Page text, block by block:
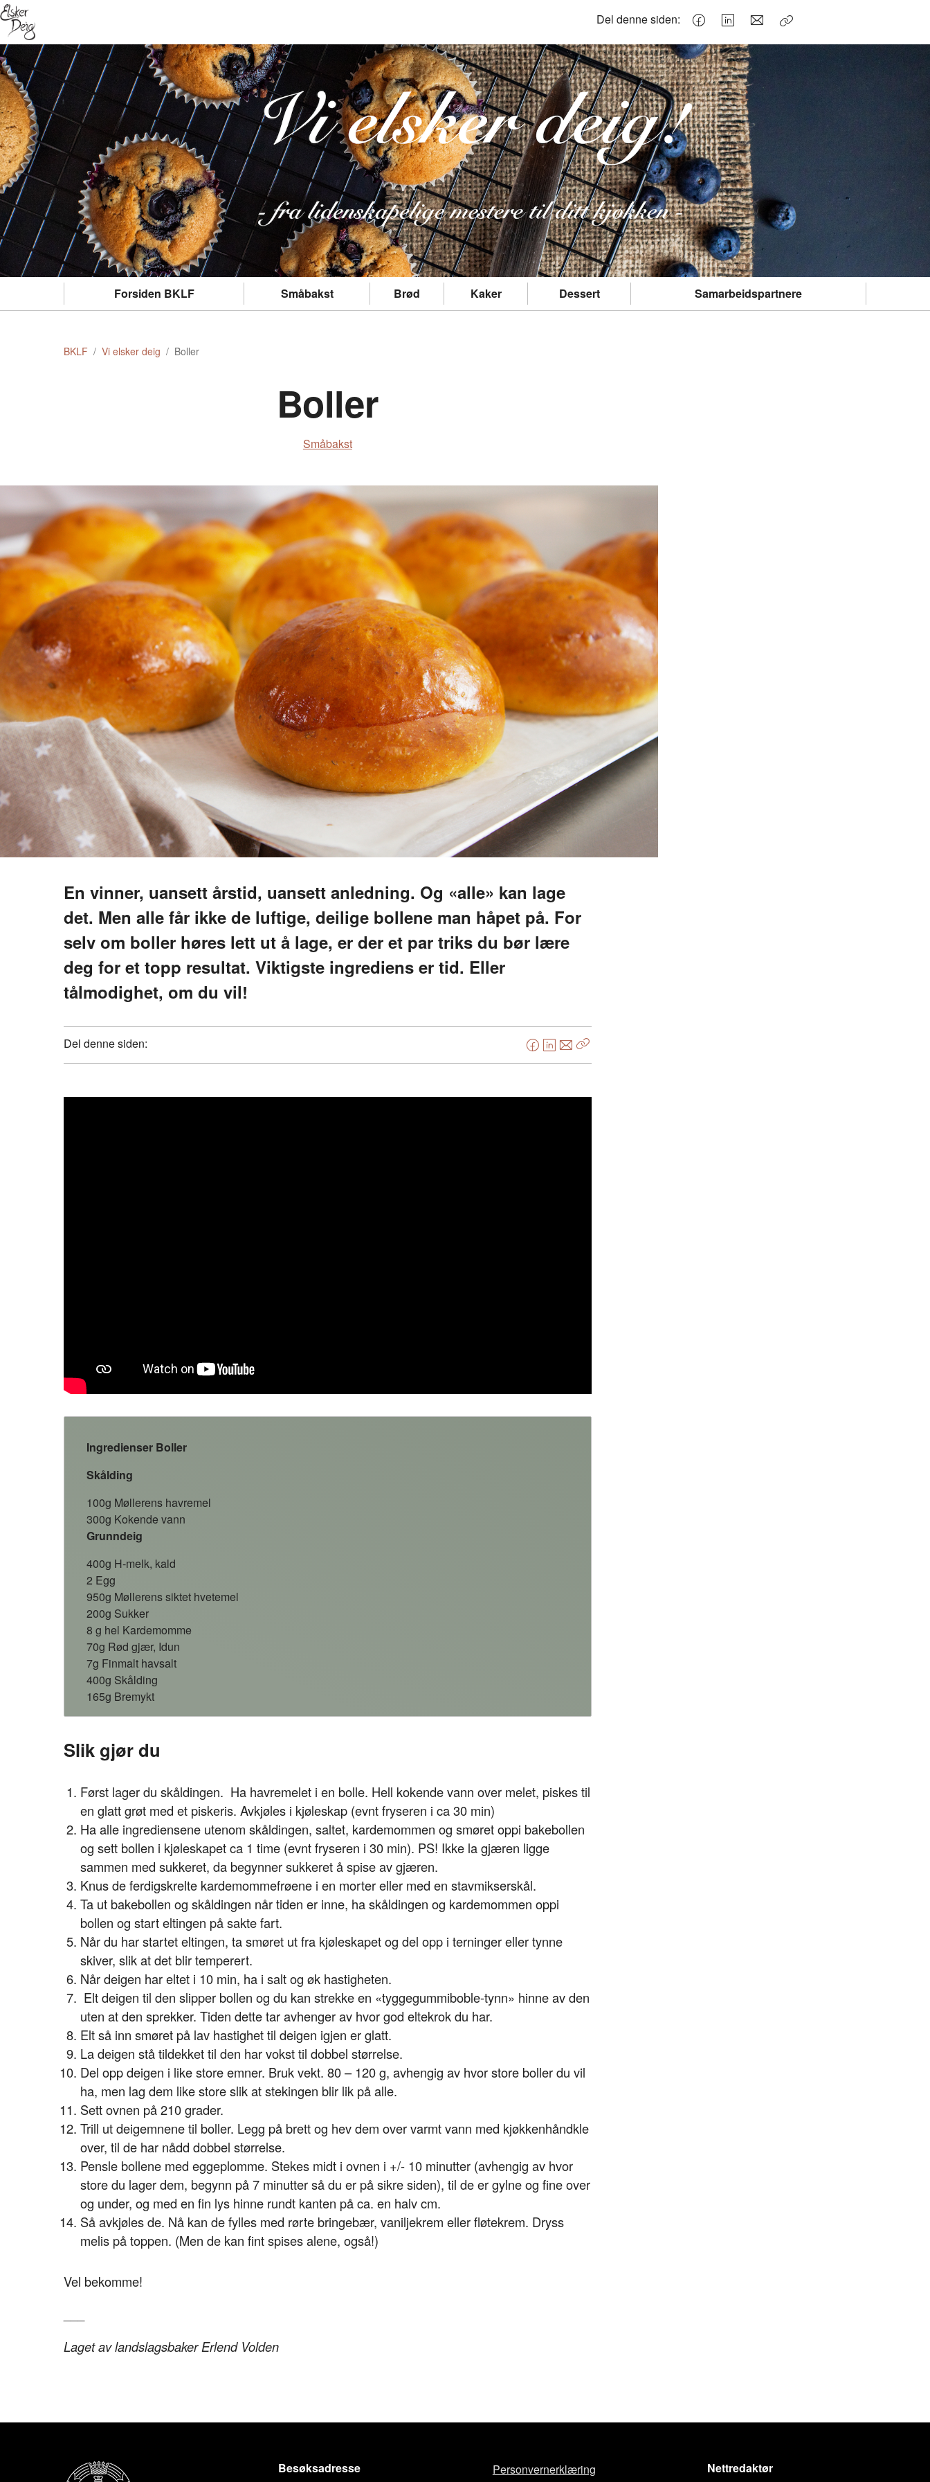
Del denne siden:
lenke
Forsiden BKLF Småbakst Brød Kaker Dessert Samarbeidspartnere
BKLF Vi elsker deig Boller
Boller
Småbakst
En vinner, uansett årstid, uansett anledning. Og «alle» kan lage
det. Men alle får ikke de luftige, deilige bollene man håpet på. For
selv om boller høres lett ut å lage, er der et par triks du bør lære
deg for et topp resultat. Viktigste ingrediens er tid. Eller
tålmodighet, om du vil!
Del denne siden:
F
a
e
L
i
k
E
-
o
Kopier
Ingredienser Boller
Skålding
100g Møllerens havremel
300g Kokende vann
Grunndeig
400g H-melk, kald
2 Egg
950g Møllerens siktet hvetemel
200g Sukker
8 g hel Kardemomme
70g Rød gjær, Idun
7g Finmalt havsalt
400g Skålding
165g Bremykt
Slik gjør du
Først lager du skåldingen. Ha havremelet i en bolle. Hell kokende vann over melet, piskes til
en glatt grøt med et piskeris. Avkjøles i kjøleskap (evnt fryseren i ca 30 min)
Ha alle ingrediensene utenom skåldingen, saltet, kardemommen og smøret oppi bakebollen
og sett bollen i kjøleskapet ca 1 time (evnt fryseren i 30 min). PS! Ikke la gjæren ligge
sammen med sukkeret, da begynner sukkeret å spise av gjæren.
Knus de ferdigskrelte kardemommefrøene i en morter eller med en stavmikserskål.
Ta ut bakebollen og skåldingen når tiden er inne, ha skåldingen og kardemommen oppi
bollen og start eltingen på sakte fart.
Når du har startet eltingen, ta smøret ut fra kjøleskapet og del opp i terninger eller tynne
skiver, slik at det blir temperert.
Når deigen har eltet i 10 min, ha i salt og øk hastigheten.
Elt deigen til den slipper bollen og du kan strekke en «tyggegummiboble-tynn» hinne av den
uten at den sprekker. Tiden dette tar avhenger av hvor god eltekrok du har.
Elt så inn smøret på lav hastighet til deigen igjen er glatt.
La deigen stå tildekket til den har vokst til dobbel størrelse.
Del opp deigen i like store emner. Bruk vekt. 80 – 120 g, avhengig av hvor store boller du vil
ha, men lag dem like store slik at stekingen blir lik på alle.
Sett ovnen på 210 grader.
Trill ut deigemnene til boller. Legg på brett og hev dem over varmt vann med kjøkkenhåndkle
over, til de har nådd dobbel størrelse.
Pensle bollene med eggeplomme. Stekes midt i ovnen i +/- 10 minutter (avhengig av hvor
store du lager dem, begynn på 7 minutter så du er på sikre siden), til de er gylne og fine over
og under, og med en fin lys hinne rundt kanten på ca. en halv cm.
Så avkjøles de. Nå kan de fylles med rørte bringebær, vaniljekrem eller fløtekrem. Dryss
melis på toppen. (Men de kan fint spises alene, også!)
Vel bekomme!
Laget av landslagsbaker Erlend Volden
Besøksadresse
Personvernerklæring
Nettredaktør